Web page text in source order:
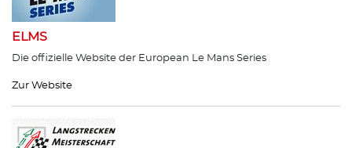
ELMS
Die offizielle Website der European Le Mans Series
Zur Website